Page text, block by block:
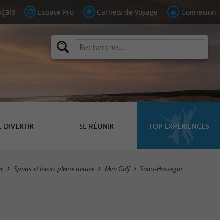
Espace Pro Carnets de Voyage Connexion
DIVERTIR SE RÉUNIR TOP EXPÉRIENCES
Masquer la carte
Sports et loisirs pleine nature Mini Golf Soort-Hossegor